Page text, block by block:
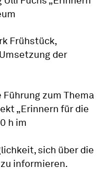
Frühstück,
der
zum Thema
„Erinnern für die
h im
sich über die
informieren.